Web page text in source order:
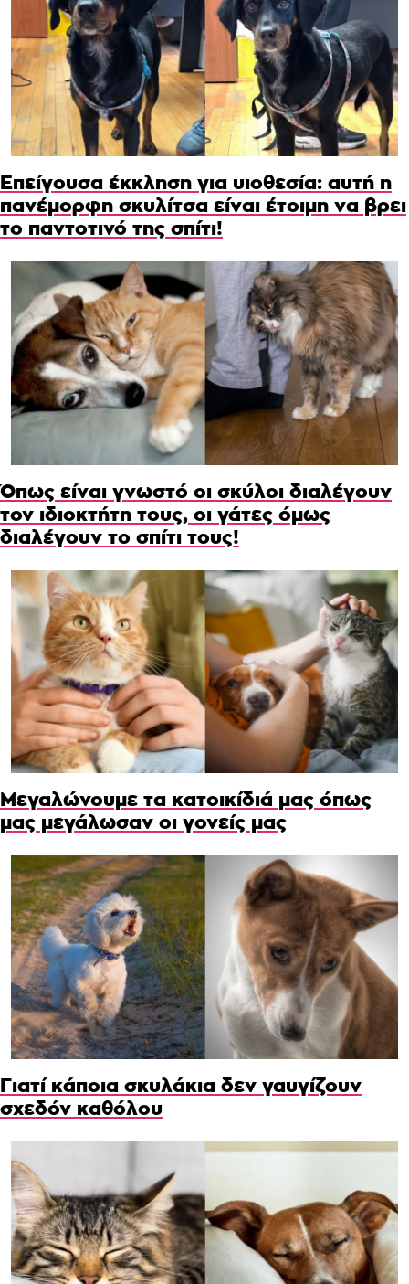
Επείγουσα έκκληση για υιοθεσία: αυτή η
πανέμορφη σκυλίτσα είναι έτοιμη να βρει
το παντοτινό της σπίτι!
Όπως είναι γνωστό οι σκύλοι διαλέγουν
τον ιδιοκτήτη τους, οι γάτες όμως
διαλέγουν το σπίτι τους!
Μεγαλώνουμε τα κατοικίδιά μας όπως
μας μεγάλωσαν οι γονείς μας
Γιατί κάποια σκυλάκια δεν γαυγίζουν
σχεδόν καθόλου